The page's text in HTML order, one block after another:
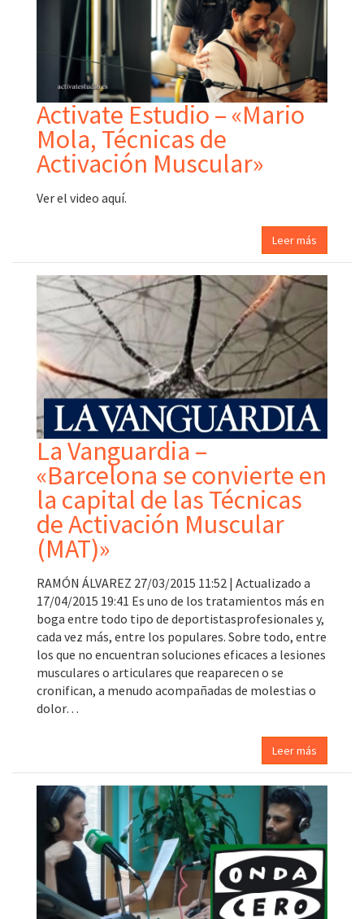
Activate Estudio – «Mario
Mola, Técnicas de
Activación Muscular»
Ver el video aquí.
Leer más
La Vanguardia –
«Barcelona se convierte en
la capital de las Técnicas
de Activación Muscular
(MAT)»
RAMÓN ÁLVAREZ 27/03/2015 11:52 | Actualizado a
17/04/2015 19:41 Es uno de los tratamientos más en
boga entre todo tipo de deportistasprofesionales y,
cada vez más, entre los populares. Sobre todo, entre
los que no encuentran soluciones eficaces a lesiones
musculares o articulares que reaparecen o se
cronifican, a menudo acompañadas de molestias o
dolor…
Leer más